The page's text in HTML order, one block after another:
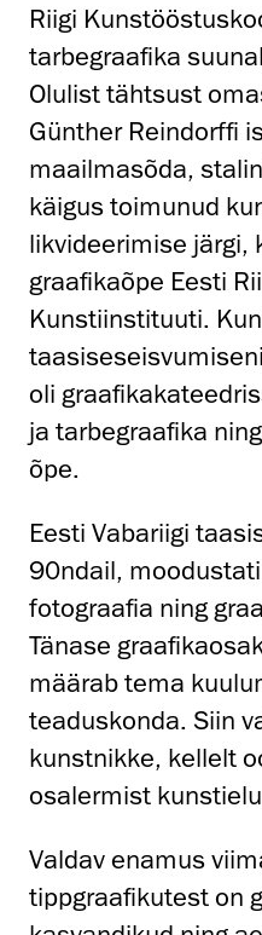
Riigi
tarbegraafika
Olulist tähtsust
Günther Reindorffi
maailmasõda,
käigus toimunud
likvideerimise järgi,
graafikaõpe Eesti
Kunstiinstituuti.
oli
ja tarbegraafika
õpe.
Eesti Vabariigi
90ndail,
fotograafia ning
Tänase
määrab tema
teaduskonda. Siin
kunstnikke, kellelt
osalermist
Valdav enamus
tippgraafikutest on